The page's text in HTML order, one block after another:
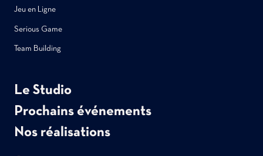
Jeu en Ligne
Serious Game
Team Building
Le Studio
Prochains événements
Nos réalisations